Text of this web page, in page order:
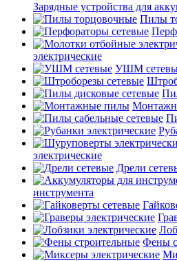
Зарядные устройства для
Пилы
электрические
УШМ
электрические
Дрели
инструмента
Фены